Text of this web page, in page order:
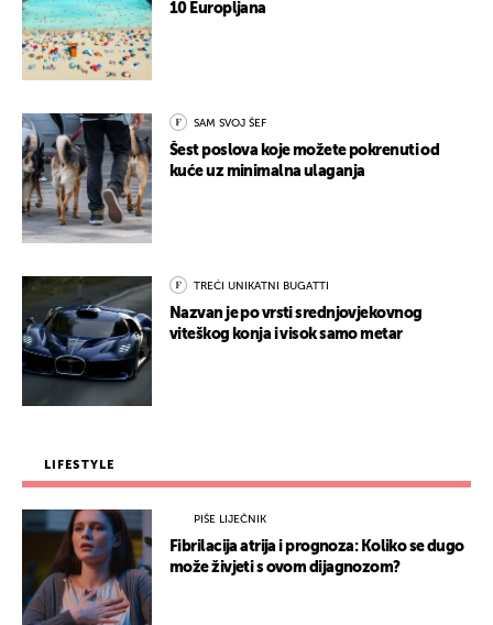
10 Europljana
SAM SVOJ ŠEF
Šest poslova koje možete pokrenuti od
kuće uz minimalna ulaganja
TREĆI UNIKATNI BUGATTI
Nazvan je po vrsti srednjovjekovnog
viteškog konja i visok samo metar
LIFESTYLE
PIŠE LIJEČNIK
Fibrilacija atrija i prognoza: Koliko se dugo
može živjeti s ovom dijagnozom?